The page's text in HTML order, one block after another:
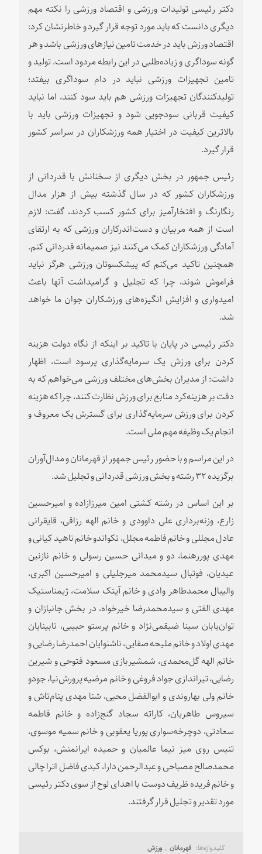
دکتر رئیسی تولیدات ورزشی و اقتصاد ورزشی را نکته مهم
دیگری دانست که باید مورد توجه قرار گیرد و خاطرنشان کرد:
اقتصاد ورزش باید در خدمت تامین نیازهای ورزشی باشد و هر
گونه سوداگری و زیاده‌طلبی در این رابطه مردود است. تولید و
تامین تجهیزات ورزشی نباید در دام سوداگری بیفتد؛
تولیدکنندگان تجهیزات ورزشی هم باید سود کنند، اما نباید
کیفیت قربانی سودجویی شود و تجهیزات ورزشی باید با
بالاترین کیفیت در اختیار همه ورزشکاران در سراسر کشور
قرار گیرد.
رئیس جمهور در بخش دیگری از سخنانش با قدردانی از
ورزشکاران کشور که در سال گذشته بیش از هزار مدال
رنگارنگ و افتخارآمیز برای کشور کسب کردند، گفت: لازم
است از همه مربیان و دست‌اندرکاران ورزشی که به ارتقای
آمادگی ورزشکاران کمک می‌کنند نیز صمیمانه قدردانی کنم.
همچنین تاکید می‌کنم که پیشکسوتان ورزشی هرگز نباید
فراموش شوند، چرا که تجلیل و گرامیداشت آنها باعث
امیدواری و افزایش انگیزه‌های ورزشکاران جوان ما خواهد
شد.
دکتر رئیسی در پایان با تاکید بر اینکه از نگاه دولت هزینه
کردن برای ورزش یک سرمایه‌گذاری پرسود است، اظهار
داشت: از مدیران بخش‌های مختلف ورزشی می‌خواهم که به
دقت بر هزینه‌کرد منابع برای ورزش نظارت کنند، چرا که هزینه
کردن برای ورزش سرمایه‌گذاری برای گسترش یک معروف و
انجام یک وظیفه مهم ملی است.
در این مراسم و با حضور رئیس جمهور از قهرمانان و مدال‌آوران
برگزیده ۳۲ رشته و بخش ورزشی قدردانی و تجلیل شد.
بر این اساس در رشته کشتی امین میرزازاده و امیرحسین
زارع، وزنه‌برداری علی داوودی و خانم الهه رزاقی، قایقرانی
عادل مجللی و خانم فاطمه مجلل، تکواندو خانم ناهید کیانی و
مهدی پوررهنما، دو و میدانی حسین رسولی و خانم نازنین
عیدیان، فوتبال سیدمحمد میرجلیلی و امیرحسین اکبری،
والیبال محمدطاهر وادی و خانم آیتک سلامت، ژیمناستیک
مهدی الفتی و سیدمحمدرضا خیرخواه، در بخش جانبازان و
توان‌یابان سینا ضیقمی‌نژاد و خانم پرستو حبیبی، نابینایان
مهدی اولاد و خانم ملیحه صفایی، ناشنوایان احمدرضا رضایی و
خانم الهه گل‌محمدی، شمشیربازی مسعود فتوحی و شیرین
رضایی، تیراندازی جواد فروغی و خانم مرضیه پرورش‌نیا، جودو
خانم ولی بهاروندی و ابوالفضل محبی، شنا مهدی پنام‌تاش و
سیروس طاهریان، کاراته سجاد گنج‌زاده و خانم فاطمه
سعادتی، دوچرخه‌سواری پوریا یعقوبی و خانم سمیه موسوی،
تنیس روی میز نیما عالمیان و حمیده ایرانمنش، بوکس
محمدصالح مصباحی و عبدالرحمن دارا، کبدی فاضل اترا چالی
و خانم فریده ظریف دوست با اهدای لوح از سوی دکتر رئیسی
مورد تقدیر و تجلیل قرار گرفتند.
قهرمانان ورزش